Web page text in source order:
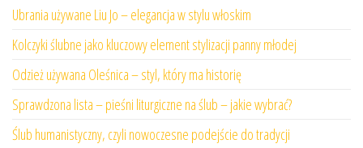
Ubrania używane Liu Jo – elegancja w stylu włoskim
Kolczyki ślubne jako kluczowy element stylizacji panny młodej
Odzież używana Oleśnica – styl, który ma historię
Sprawdzona lista – pieśni liturgiczne na ślub – jakie wybrać?
Ślub humanistyczny, czyli nowoczesne podejście do tradycji